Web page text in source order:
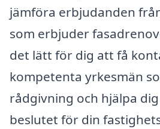
jämföra erbjudanden
som erbjuder
det lätt för dig att få
kompetenta yrkesmän
rådgivning och hjälpa
beslutet för din